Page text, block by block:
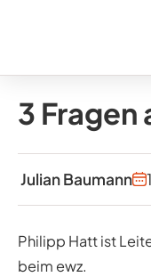
3 Fragen
Julian Baumann
Philipp Hatt ist
beim ewz.